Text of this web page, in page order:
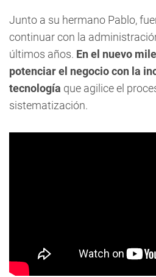
Junto a su hermano Pablo,
continuar con la
últimos años. En el nuevo
potenciar el negocio con la
tecnología que agilice el
sistematización.